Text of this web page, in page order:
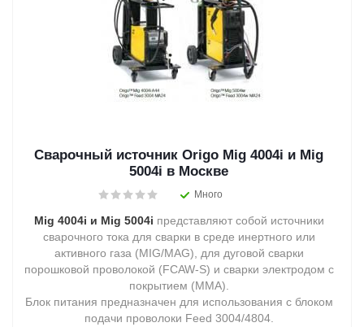
Сварочный источник Origo Mig 4004i и Mig
5004i в Москве
Много
Mig 4004i и Mig 5004i представляют собой источники
сварочного тока для сварки в среде инертного или
активного газа (MIG/MAG), для дуговой сварки
порошковой проволокой (FCAW-S) и сварки электродом с
покрытием (MMA).
Блок питания предназначен для использования с блоком
подачи проволоки Feed 3004/4804.